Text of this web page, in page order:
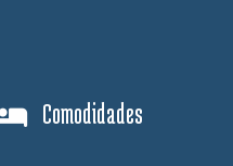
Comodidades